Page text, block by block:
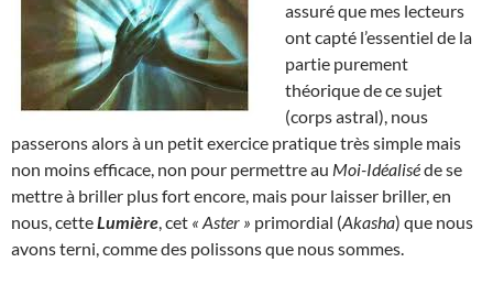
assuré que mes lecteurs
ont capté l’essentiel de la
partie purement
théorique de ce sujet
(corps astral), nous
passerons alors à un petit exercice pratique très simple mais
non moins efficace, non pour permettre au Moi-Idéaliséde se
mettre à briller plus fort encore, mais pour laisser briller, en
nous, cetteLumière , cet « Aster » primordial (Akasha) que nous
avons terni, comme des polissons que nous sommes.